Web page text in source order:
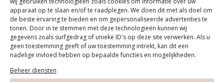
apparaat op te slaan en/of te raadplegen. We doen dit met als doel om
de beste ervaring te bieden en om gepersonaliseerde advertenties te
tonen. Door in te stemmen met deze technologieën kunnen wij
gegevens zoals surfgedrag of unieke ID's op deze site verwerken. Als u
geen toestemming geeft of uw toestemming intrekt, kan dit een
nadelige invloed hebben op bepaalde functies en mogelijkheden.
Beheer diensten
Contact
Tanthofdreef 7 2623 EW Delft
015-2120822